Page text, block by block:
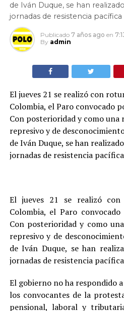
de Iván Duque, se han
jornadas de resistencia
Publicado 7 años ago en
By admin
El jueves 21 se realizó con
Colombia, el Paro convocado
Con posterioridad y como
represivo y de
de Iván Duque, se han
jornadas de resistencia
El jueves 21 se realizó
Colombia, el Paro
Con posterioridad y como
represivo y de
de Iván Duque, se han
jornadas de resistencia
El gobierno no ha respondido
los convocantes de la
pensional, laboral y